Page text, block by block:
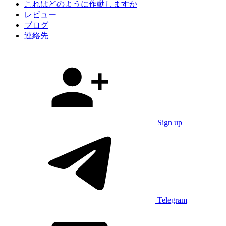
これはどのように作動しますか
レビュー
ブログ
連絡先
Sign up
Telegram